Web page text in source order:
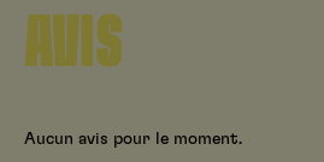
AVIS
Aucun avis pour le moment.